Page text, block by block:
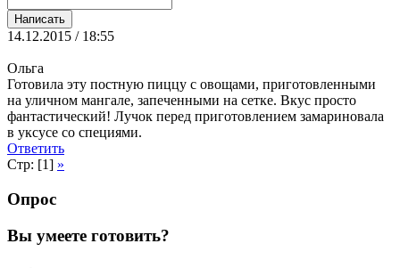
14.12.2015 / 18:55
Ольга
Готовила эту постную пиццу с овощами, приготовленными
на уличном мангале, запеченными на сетке. Вкус просто
фантастический! Лучок перед приготовлением замариновала
в уксусе со специями.
Ответить
Стр: [1] »
Опрос
Вы умеете готовить?